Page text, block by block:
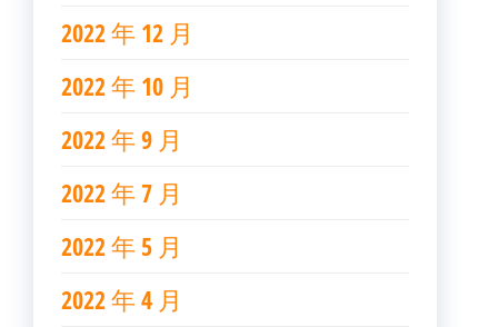
2022 年 12 月
2022 年 10 月
2022 年 9 月
2022 年 7 月
2022 年 5 月
2022 年 4 月